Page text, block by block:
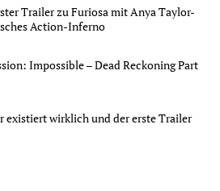
Trailer zu Furiosa mit Anya Taylor-
Action-Inferno
Impossible – Dead Reckoning Part
existiert wirklich und der erste Trailer